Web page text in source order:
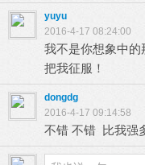
yuyu
2016-4-17 08:24:00
我不是你想象中的
把我征服！
dongdg
2016-4-17 09:14:58
不错 不错 比我强